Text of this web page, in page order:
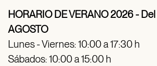
HORARIO DE VERANO 2026 - Del
AGOSTO
Lunes - Viernes: 10:00 a 17:30 h
Sábados: 10:00 a 15:00 h